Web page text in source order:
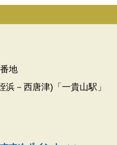
地
－西唐津)「一貴山駅」